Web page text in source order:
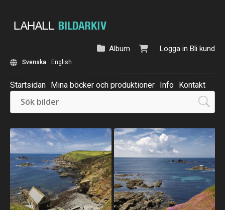
Logga in Bli kund
Album
Svenska English
Startsidan Mina böcker och produktioner Info Kontakt
Beställ: Kalender 2025